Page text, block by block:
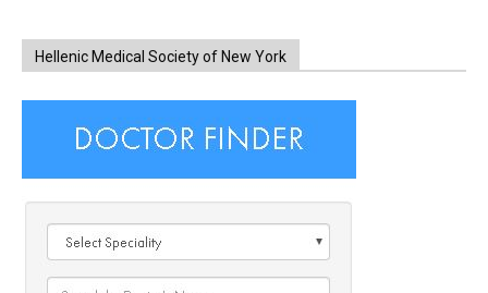
Hellenic Medical Society of New York